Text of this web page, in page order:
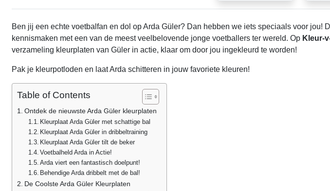
Ben jij een echte voetbalfan en dol op Arda Güler? Dan hebben we iets speciaals voor jou!
kennismaken met een van de meest veelbelovende jonge voetballers ter wereld. Op Kleur-
verzameling kleurplaten van Güler in actie, klaar om door jou ingekleurd te worden!
Pak je kleurpotloden en laat Arda schitteren in jouw favoriete kleuren!
Table of Contents
Ontdek de nieuwste Arda Güler kleurplaten
Kleurplaat Arda Güler met schattige bal
Kleurplaat Arda Güler in dribbeltraining
Kleurplaat Arda Güler tilt de beker
Voetbalheld Arda in Actie!
Arda viert een fantastisch doelpunt!
Behendige Arda dribbelt met de bal!
De Coolste Arda Güler Kleurplaten